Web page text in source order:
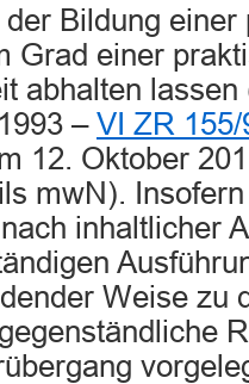
Bildung einer
Grad einer
abhalten
– VI ZR 155/
12. Oktober
mwN).
inhaltlicher
Weise zu